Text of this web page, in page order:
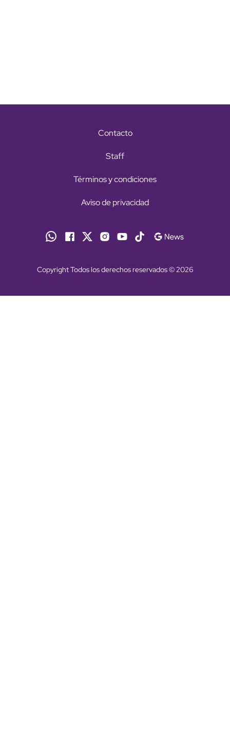
Contacto
Staff
Términos y condiciones
Aviso de privacidad
Copyright Todos los derechos reservados © 2026